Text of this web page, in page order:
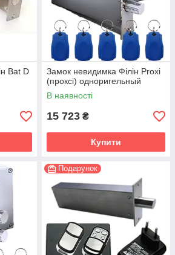
Bat D
Замок невидимка Філін Proxi
(проксі) одноригельный
В наявності
15 723 ₴
Купити
Подарунок